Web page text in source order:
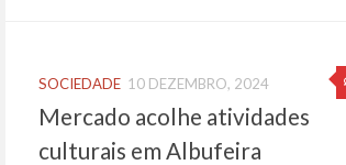
SOCIEDADE 10 DEZEMBRO, 2024
Mercado acolhe atividades
culturais em Albufeira